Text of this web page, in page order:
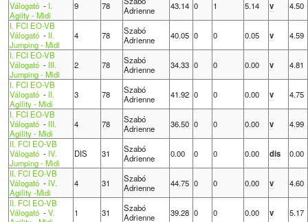
Válogató- I.
Agilty - Midi
9 78
Adrienne
43.14 0 1 5.14 v
4.50
I. FCI EO-VB
Válogató- II.
Jumping - Midi
4 78
Szabó
Adrienne
40.05 0 0 0.05 v
4.59
I. FCI EO-VB
Válogató- III.
Jumping - Midi
2 78
Szabó
Adrienne
34.33 0 0 0.00 v
4.81
I. FCI EO-VB
Válogató- II.
Agility - Midi
3 78
Szabó
Adrienne
41.92 0 0 0.00 v
4.75
I. FCI EO-VB
Válogató- III.
Agility - Midi
4 78
Szabó
Adrienne
36.50 0 0 0.00 v
4.99
II. FCI EO-VB
Válogató- IV.
Jumping - Midi
DIS 31
Szabó
Adrienne
0.00 0 0 0.00 dis
0.00
II. FCI EO-VB
Válogató- IV.
Agility -Midi
4 31
Szabó
Adrienne
44.75 0 0 0.00 v
4.60
II. FCI EO-VB
Válogató-V.
1 31
Szabó
Adrienne
39.28 0 0 0.00 v
5.17